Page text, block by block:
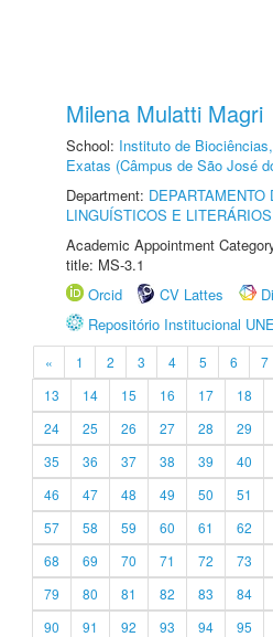
Milena Mulatti Magri
School: Instituto de
Exatas (Câmpus de São José
Department: DEPARTAMENTO
LINGUÍSTICOS E LITERÁRIOS
Academic Appointment
title: MS-3.1
Orcid
CV Lattes
Repositório Institucional
« 1 2 3 4 5 6 7
13
14 15 16 17 18
24
25 26 27 28 29
35
36 37 38 39 40
46
47 48 49 50 51
57
58 59 60 61 62
68
69 70 71 72 73
79
80 81 82 83 84
90
91 92 93 94 95